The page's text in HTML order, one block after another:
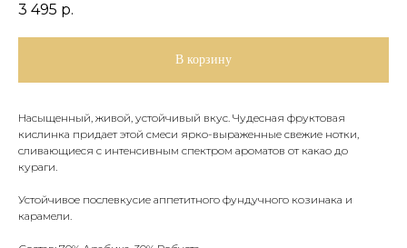
3 495 р.
В корзину
Насыщенный, живой, устойчивый вкус. Чудесная фруктовая
кислинка придает этой смеси ярко-выраженные свежие нотки,
сливающиеся с интенсивным спектром ароматов от какао до
кураги.
Устойчивое послевкусие аппетитного фундучного козинака и
карамели.